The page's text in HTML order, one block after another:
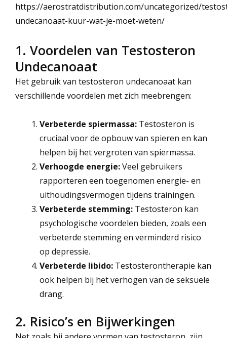
https://aerostratdistribution.com/uncategorized/
undecanoaat-kuur-wat-je-moet-weten/
1. Voordelen van Testosteron
Undecanoaat
Het gebruik van testosteron undecanoaat kan
verschillende voordelen met zich meebrengen:
Verbeterde spiermassa: Testosteron is
cruciaal voor de opbouw van spieren en kan
helpen bij het vergroten van spiermassa.
Verhoogde energie:Veel gebruikers
rapporteren een toegenomen energie- en
uithoudingsvermogen tijdens trainingen.
Verbeterde stemming: Testosteron kan
psychologische voordelen bieden, zoals een
verbeterde stemming en verminderd risico
op depressie.
Verbeterde libido: Testosterontherapie kan
ook helpen bij het verhogen van de seksuele
drang.
2. Risico’s en Bijwerkingen